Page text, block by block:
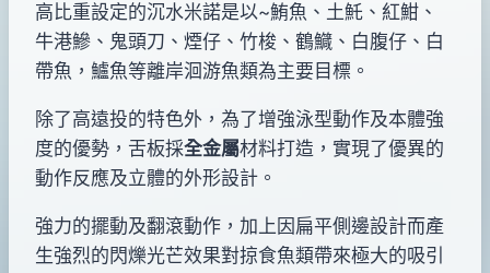
高比重設定的沉水米諾是以~鮪魚、土魠、紅魽、
牛港鰺、鬼頭刀、煙仔、竹梭、鶴鱵、白腹仔、白
帶魚，鱸魚等離岸洄游魚類為主要目標。
除了高遠投的特色外，為了增強泳型動作及本體強
度的優勢，舌板採全金屬材料打造，實現了優異的
動作反應及立體的外形設計。
強力的擺動及翻滾動作，加上因扁平側邊設計而產
生強烈的閃爍光芒效果對掠食魚類帶來極大的吸引